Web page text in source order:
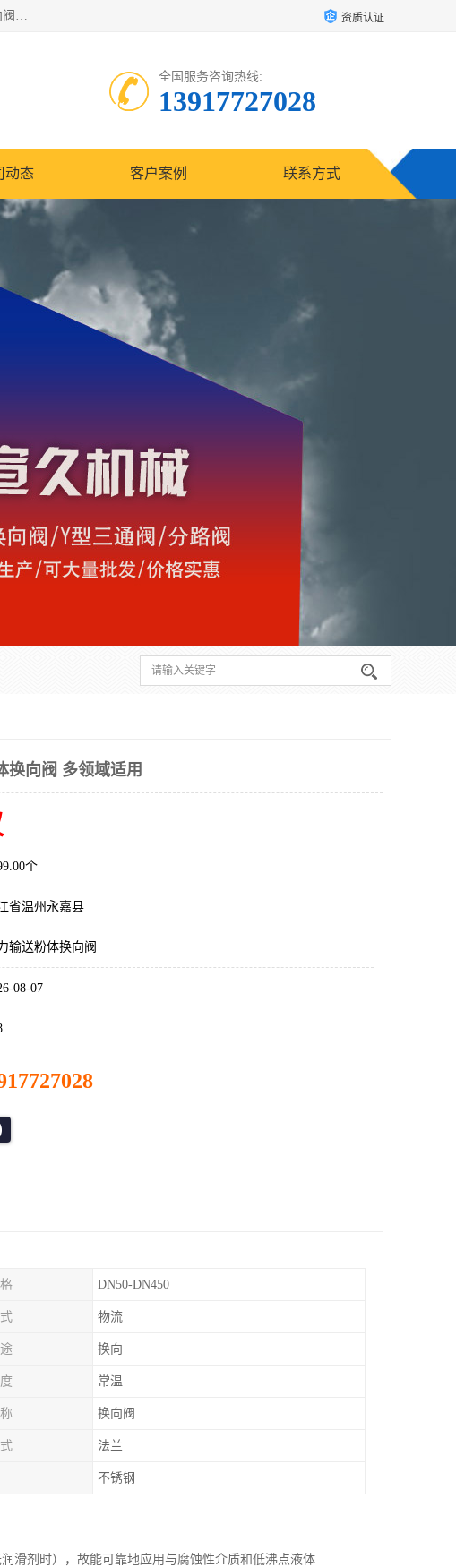
永嘉宣久机械科技有限公司主营：Y型换向阀、粉体换向阀、板式换向阀、三通换向阀、三通换向器、三通分路阀、管路换向阀等产品及服务。 资质认证
全国服务咨询热线:
13917727028
动态 客户案例 联系方式
换向阀 多领域适用
个
省温州永嘉县
输送粉体换向阀
08-07
DN50-DN450
物流
换向
常温
换向阀
法兰
不锈钢
滑剂时），故能可靠地应用与腐蚀性介质和低沸点液体